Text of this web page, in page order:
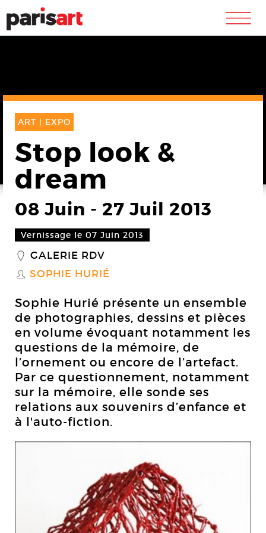
m
ART | EXPO
Stop look &
dream
08 Juin - 27 Juil 2013
Vernissage le 07 Juin 2013
_ GALERIE RDV
S SOPHIE HURIÉ
Sophie Hurié présente un ensemble
de photographies, dessins et pièces
en volume évoquant notamment les
questions de la mémoire, de
l’ornement ou encore de l’artefact.
Par ce questionnement, notamment
sur la mémoire, elle sonde ses
relations aux souvenirs d’enfance et
à l'auto-fiction.